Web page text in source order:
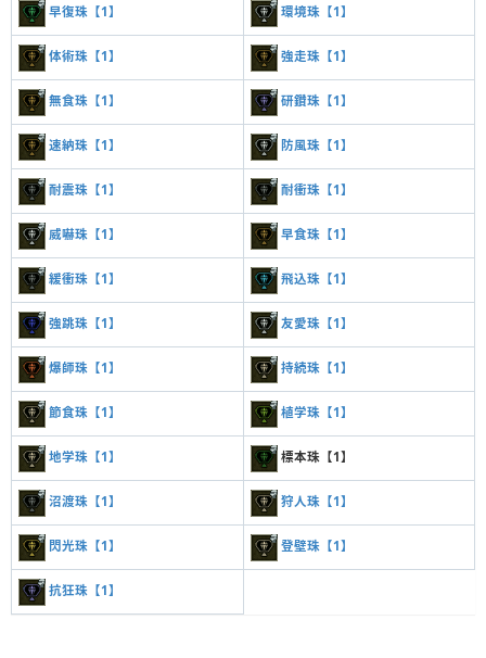
早復珠【1】 環境珠【1】
体術珠【1】 強走珠【1】
無食珠【1】 研鑽珠【1】
速納珠【1】 防風珠【1】
耐震珠【1】 耐衝珠【1】
威嚇珠【1】 早食珠【1】
緩衝珠【1】 飛込珠【1】
強跳珠【1】 友愛珠【1】
爆師珠【1】 持続珠【1】
節食珠【1】 植学珠【1】
地学珠【1】 標本珠【1】
沼渡珠【1】 狩人珠【1】
閃光珠【1】 登壁珠【1】
抗狂珠【1】